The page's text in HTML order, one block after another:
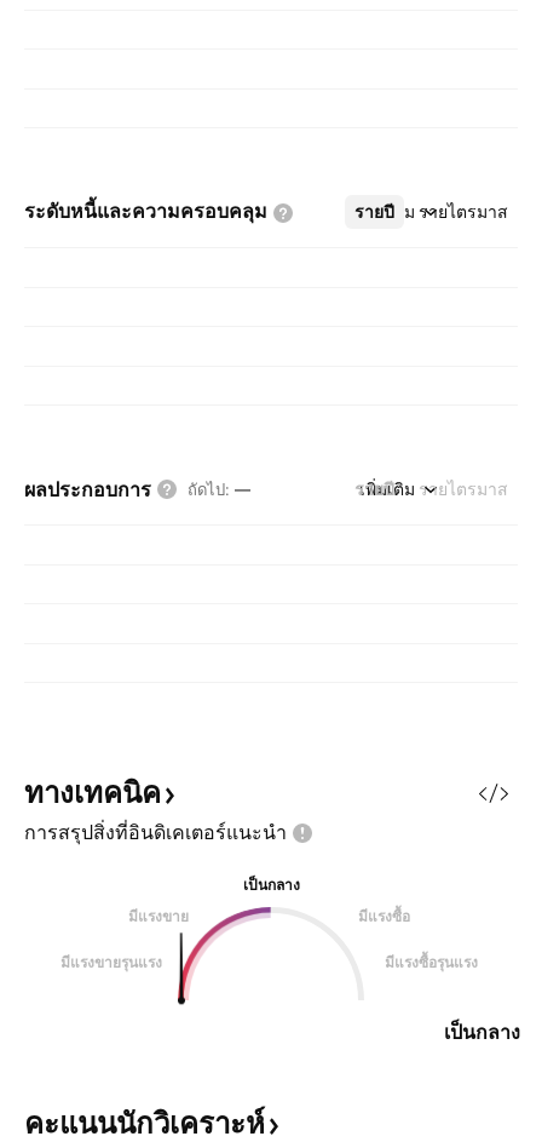
ระดับหนี้และความครอบคลุม รายปี รายไตรมาส
เพิ่มเติม
ผลประกอบการ ถัดไป: — รายปี รายไตรมาส
เพิ่มเติม
ทางเทคนิค
การสรุปสิ่งที่อินดิเคเตอร์แนะนำ
เป็นกลาง
มีแรงขาย
มีแรงซื้อ
มีแรงขายรุนแรง มีแรงซื้อรุนแรง
เป็นกลาง
คะแนนนักวิเคราะห์